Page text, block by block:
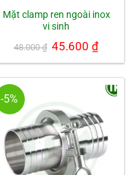
Mặt clamp ren ngoài inox
vi sinh
48.000₫ Giá
gốc
là:
45.600₫Giá
tại
45.600 ₫.
-5%